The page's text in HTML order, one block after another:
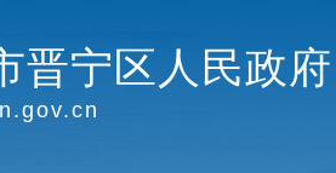
晋宁区人民政府